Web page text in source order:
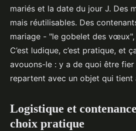
mariés et la date du jour J. Des
mais réutilisables. Des
mariage - "le gobelet des
C’est ludique, c’est pratique, et
avouons-le : y a de quoi être
repartent avec un objet qui
Logistique et
choix pratique